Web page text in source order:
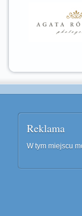
Reklama
W tym miejscu